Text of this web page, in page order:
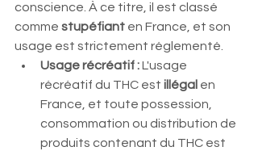
conscience. À ce titre, il est classé
comme stupéfiant en France, et son
usage est strictement réglementé.
Usage récréatif : L'usage
récréatif du THC est illégal en
France, et toute possession,
consommation ou distribution de
produits contenant du THC est